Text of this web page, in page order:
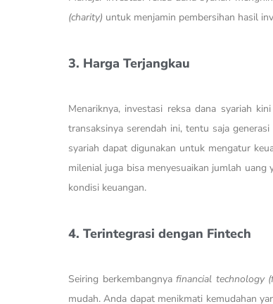
(charity) untuk menjamin pembersihan hasil
3. Harga Terjangkau
Menariknya, investasi reksa dana syariah
transaksinya serendah ini, tentu saja
syariah dapat digunakan untuk mengatur
milenial juga bisa menyesuaikan jumlah
kondisi keuangan.
4. Terintegrasi dengan Fintech
Seiring berkembangnyafinancial technology
mudah. Anda dapat menikmati kemudahan